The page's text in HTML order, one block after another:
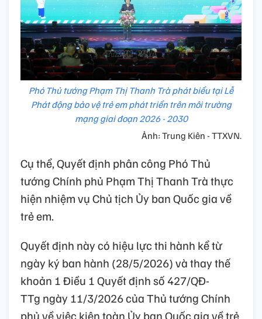
Phó Thủ tướng Phạm Thị Thanh Trà phát biểu tại Lễ
Phát động bảo vệ trẻ em phát triển trên môi trường
mạng giai đoạn 2026 - 2030
Ảnh: Trung Kiên - TTXVN.
Cụ thể, Quyết định phân công Phó Thủ
tướng Chính phủ Phạm Thị Thanh Trà thực
hiện nhiệm vụ Chủ tịch Ủy ban Quốc gia về
trẻ em.
Quyết định này có hiệu lực thi hành kể từ
ngày ký ban hành (28/5/2026) và thay thế
khoản 1 Điều 1 Quyết định số 427/QĐ-
TTg ngày 11/3/2026 của Thủ tướng Chính
phủ về việc kiện toàn Ủy ban Quốc gia về trẻ